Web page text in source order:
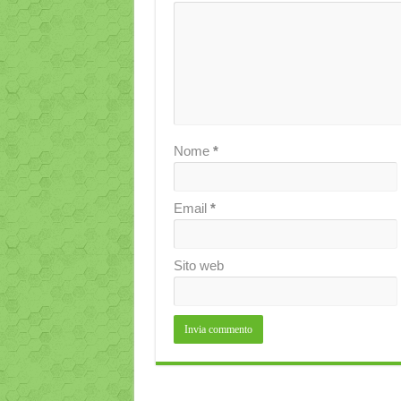
Nome *
Email *
Sito web